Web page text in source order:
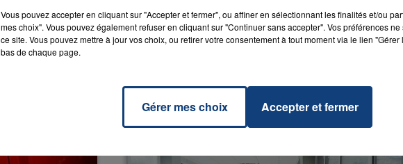
Vous pouvez accepter en cliquant sur "Accepter et fermer", ou affiner en sélectionnant les finalités et/ou
mes choix". Vous pouvez également refuser en cliquant sur "Continuer sans accepter". Vos préférences
ce site. Vous pouvez mettre à jour vos choix, ou retirer votre consentement à tout moment via le lien
bas de chaque page.
Gérer mes choix Accepter et fermer